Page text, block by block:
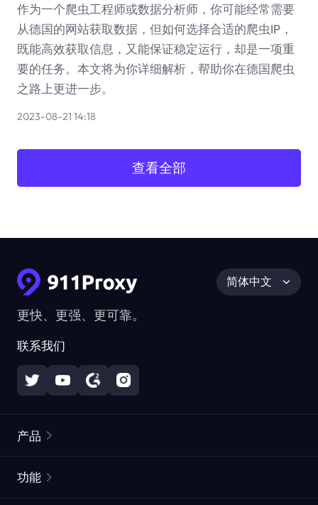
作为一个爬虫工程师或数据分析师，你可能经常需要
从德国的网站获取数据，但如何选择合适的爬虫IP，
既能高效获取信息，又能保证稳定运行，却是一项重
要的任务。本文将为你详细解析，帮助你在德国爬虫
之路上更进一步。
2023-08-21 14:18
查看全部
更快、更强、更可靠。
联系我们
简体中文
产品
功能